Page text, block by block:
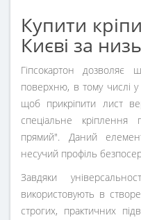
Купити
Києві за
Гіпсокартон дозволяє
поверхню, в тому числі у
щоб прикріпити лист
спеціальне кріплення
прямий". Даний
несучий профіль
Завдяки
використовують в
строгих, практичних